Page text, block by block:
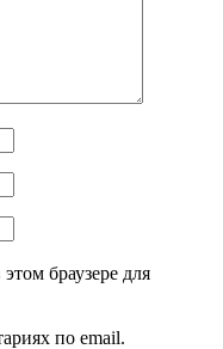
браузере для
по email.